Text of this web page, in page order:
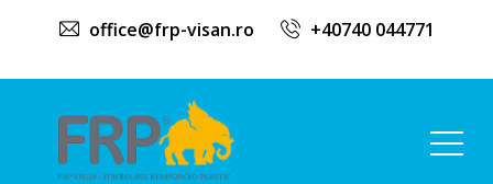
office@frp-visan.ro +40740 044771